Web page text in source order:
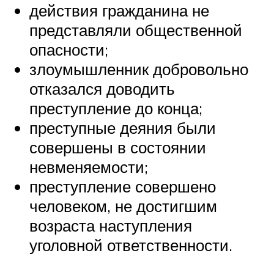
действия гражданина не
представляли общественной
опасности;
злоумышленник добровольно
отказался доводить
преступление до конца;
преступные деяния были
совершены в состоянии
невменяемости;
преступление совершено
человеком, не достигшим
возраста наступления
уголовной ответственности.